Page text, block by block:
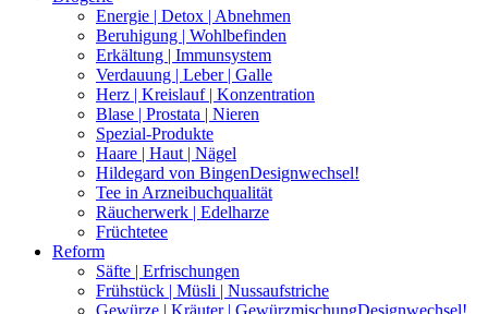
Energie | Detox | Abnehmen
Beruhigung | Wohlbefinden
Erkältung | Immunsystem
Verdauung | Leber | Galle
Herz | Kreislauf | Konzentration
Blase | Prostata | Nieren
Spezial-Produkte
Haare | Haut | Nägel
Hildegard von BingenDesignwechsel!
Tee in Arzneibuchqualität
Räucherwerk | Edelharze
Früchtetee
Reform
Säfte | Erfrischungen
Frühstück | Müsli | Nussaufstriche
Gewürze | Kräuter | GewürzmischungDesignwechsel!